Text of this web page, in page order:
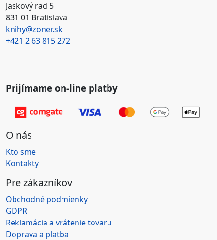
Jaskový rad 5
831 01 Bratislava
knihy@zoner.sk
+421 2 63 815 272
Prijímame on-line platby
O nás
Kto sme
Kontakty
Pre zákazníkov
Obchodné podmienky
GDPR
Reklamácia a vrátenie tovaru
Doprava a platba